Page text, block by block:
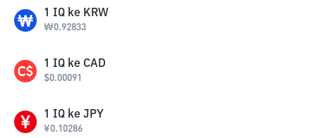
1 IQ ke KRW
₩0.92833
1 IQ ke CAD
$0.00091
1 IQ ke JPY
¥0.10286